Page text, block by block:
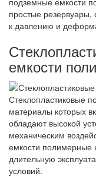
простые резервуары,
к давлению и
емкости
Стеклопластиковые
материалы которых
обладают высокой
механическим
емкости полимерные
длительную
условий.